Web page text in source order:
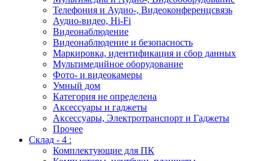
Телефония и Аудио-, Видеоконференцсвязь
Аудио-видео, Hi-Fi
Видеонаблюдение
Видеонаблюдение и безопасность
Маркировка, идентификация и сбор данных
Мультимедийное оборудование
Фото- и видеокамеры
Умный дом
Категория не определена
Аксессуары и гаджеты
Аксессуары, Электротранспорт и Гаджеты
Прочее
Склад - 4 :
Комплектующие для ПК